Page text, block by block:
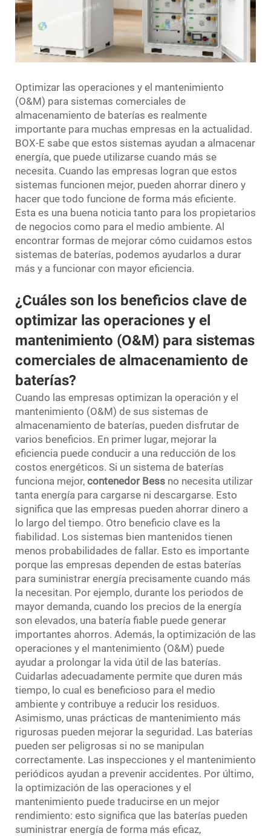
Optimizar las operaciones y el mantenimiento
(O&M) para sistemas comerciales de
almacenamiento de baterías es realmente
importante para muchas empresas en la actualidad.
BOX-E sabe que estos sistemas ayudan a almacenar
energía, que puede utilizarse cuando más se
necesita. Cuando las empresas logran que estos
sistemas funcionen mejor, pueden ahorrar dinero y
hacer que todo funcione de forma más eficiente.
Esta es una buena noticia tanto para los propietarios
de negocios como para el medio ambiente. Al
encontrar formas de mejorar cómo cuidamos estos
sistemas de baterías, podemos ayudarlos a durar
más y a funcionar con mayor eficiencia.
¿Cuáles son los beneficios clave de
optimizar las operaciones y el
mantenimiento (O&M) para sistemas
comerciales de almacenamiento de
baterías?
Cuando las empresas optimizan la operación y el
mantenimiento (O&M) de sus sistemas de
almacenamiento de baterías, pueden disfrutar de
varios beneficios. En primer lugar, mejorar la
eficiencia puede conducir a una reducción de los
costos energéticos. Si un sistema de baterías
funciona mejor, contenedor Bess no necesita utilizar
tanta energía para cargarse ni descargarse. Esto
significa que las empresas pueden ahorrar dinero a
lo largo del tiempo. Otro beneficio clave es la
fiabilidad. Los sistemas bien mantenidos tienen
menos probabilidades de fallar. Esto es importante
porque las empresas dependen de estas baterías
para suministrar energía precisamente cuando más
la necesitan. Por ejemplo, durante los periodos de
mayor demanda, cuando los precios de la energía
son elevados, una batería fiable puede generar
importantes ahorros. Además, la optimización de las
operaciones y el mantenimiento (O&M) puede
ayudar a prolongar la vida útil de las baterías.
Cuidarlas adecuadamente permite que duren más
tiempo, lo cual es beneficioso para el medio
ambiente y contribuye a reducir los residuos.
Asimismo, unas prácticas de mantenimiento más
rigurosas pueden mejorar la seguridad. Las baterías
pueden ser peligrosas si no se manipulan
correctamente. Las inspecciones y el mantenimiento
periódicos ayudan a prevenir accidentes. Por último,
la optimización de las operaciones y el
mantenimiento puede traducirse en un mejor
rendimiento: esto significa que las baterías pueden
suministrar energía de forma más eficaz,